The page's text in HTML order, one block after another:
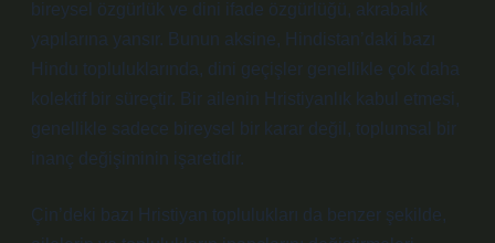
bireysel özgürlük ve dini ifade özgürlüğü, akrabalık
yapılarına yansır. Bunun aksine, Hindistan’daki bazı
Hindu topluluklarında, dini geçişler genellikle çok daha
kolektif bir süreçtir. Bir ailenin Hristiyanlık kabul etmesi,
genellikle sadece bireysel bir karar değil, toplumsal bir
inanç değişiminin işaretidir.
Çin’deki bazı Hristiyan toplulukları da benzer şekilde,